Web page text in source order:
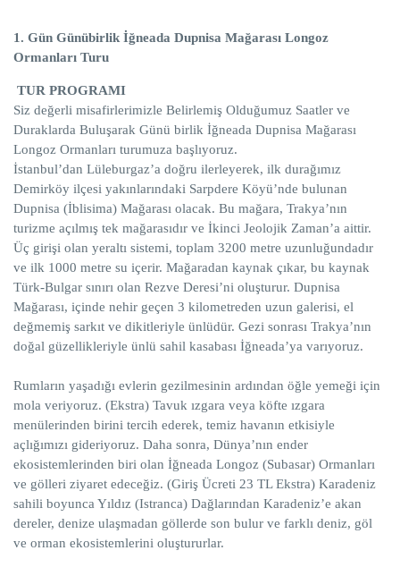
1. Gün Günübirlik İğneada Dupnisa Mağarası Longoz
Ormanları Turu
TUR PROGRAMI
Siz değerli misafirlerimizle Belirlemiş Olduğumuz Saatler ve
Duraklarda Buluşarak Günü birlik İğneada Dupnisa Mağarası
Longoz Ormanları turumuza başlıyoruz.
İstanbul’dan Lüleburgaz’a doğru ilerleyerek, ilk durağımız
Demirköy ilçesi yakınlarındaki Sarpdere Köyü’nde bulunan
Dupnisa (İblisima) Mağarası olacak. Bu mağara, Trakya’nın
turizme açılmış tek mağarasıdır ve İkinci Jeolojik Zaman’a aittir.
Üç girişi olan yeraltı sistemi, toplam 3200 metre uzunluğundadır
ve ilk 1000 metre su içerir. Mağaradan kaynak çıkar, bu kaynak
Türk-Bulgar sınırı olan Rezve Deresi’ni oluşturur. Dupnisa
Mağarası, içinde nehir geçen 3 kilometreden uzun galerisi, el
değmemiş sarkıt ve dikitleriyle ünlüdür. Gezi sonrası Trakya’nın
doğal güzellikleriyle ünlü sahil kasabası İğneada’ya varıyoruz.
Rumların yaşadığı evlerin gezilmesinin ardından öğle yemeği için
mola veriyoruz. (Ekstra) Tavuk ızgara veya köfte ızgara
menülerinden birini tercih ederek, temiz havanın etkisiyle
açlığımızı gideriyoruz. Daha sonra, Dünya’nın ender
ekosistemlerinden biri olan İğneada Longoz (Subasar) Ormanları
ve gölleri ziyaret edeceğiz. (Giriş Ücreti 23 TL Ekstra) Karadeniz
sahili boyunca Yıldız (Istranca) Dağlarından Karadeniz’e akan
dereler, denize ulaşmadan göllerde son bulur ve farklı deniz, göl
ve orman ekosistemlerini oluştururlar.